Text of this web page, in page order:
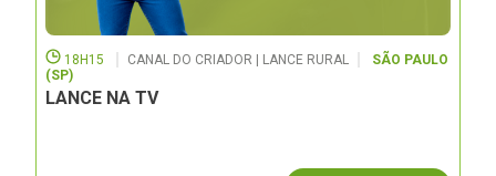
18H15 CANAL DO CRIADOR | LANCE RURAL
SÃO PAULO
(SP)
LANCE NA TV